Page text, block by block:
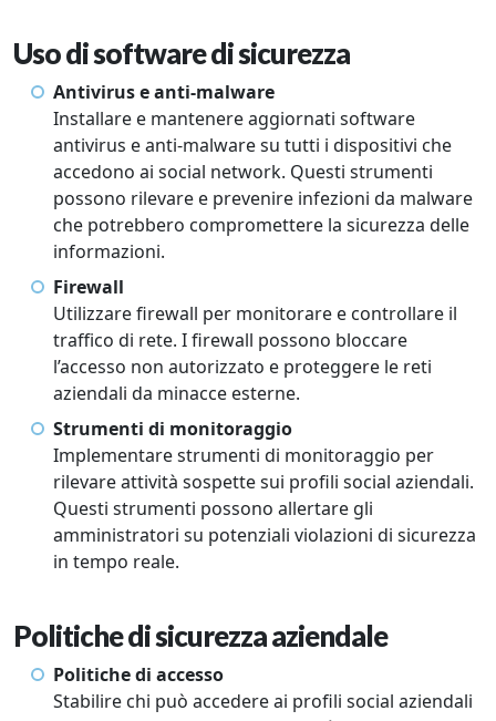
Uso di software di sicurezza
Antivirus e anti-malware
Installare e mantenere aggiornati software
antivirus e anti-malware su tutti i dispositivi che
accedono ai social network. Questi strumenti
possono rilevare e prevenire infezioni da malware
che potrebbero compromettere la sicurezza delle
informazioni.
Firewall
Utilizzare firewall per monitorare e controllare il
traffico di rete. I firewall possono bloccare
l’accesso non autorizzato e proteggere le reti
aziendali da minacce esterne.
Strumenti di monitoraggio
Implementare strumenti di monitoraggio per
rilevare attività sospette sui profili social aziendali.
Questi strumenti possono allertare gli
amministratori su potenziali violazioni di sicurezza
in tempo reale.
Politiche di sicurezza aziendale
Politiche di accesso
Stabilire chi può accedere ai profili social aziendali